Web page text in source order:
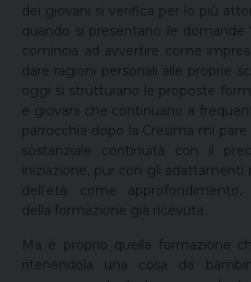
dei giovani si verifica per lo più
quando si presentano le domande
comincia ad avvertire come
dare ragioni personali alle proprie
oggi si strutturano le proposte
e giovani che continuano a
parrocchia dopo la Cresima mi
sostanziale continuità con il
iniziazione, pur con gli adattamenti
dell’età: come
della formazione già ricevuta.
Ma è proprio quella formazione
ritenendola una cosa da